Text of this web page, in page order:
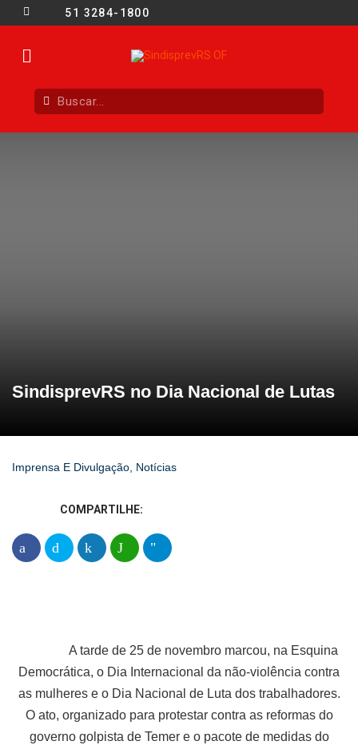
51 3284-1800
SindisprevRS no Dia Nacional de Lutas
Imprensa E Divulgação, Notícias
COMPARTILHE:
A tarde de 25 de novembro marcou, na Esquina
Democrática, o Dia Internacional da não-violência contra
as mulheres e o Dia Nacional de Luta dos trabalhadores.
O ato, organizado para protestar contra as reformas do
governo golpista de Temer e o pacote de medidas do